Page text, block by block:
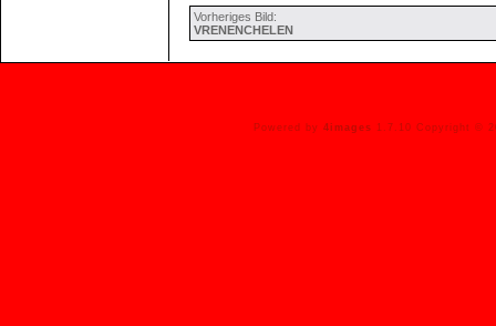
Vorheriges Bild:
VRENENCHELEN
Powered by 4images 1.7.10 Copyright ©